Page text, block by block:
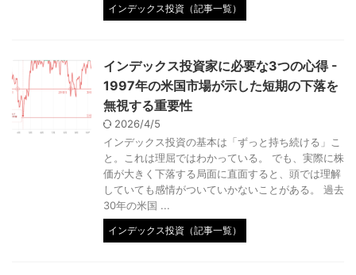
インデックス投資（記事一覧）
インデックス投資家に必要な3つの心得 -
1997年の米国市場が示した短期の下落を
無視する重要性
2026/4/5
インデックス投資の基本は「ずっと持ち続ける」こ
と。これは理屈ではわかっている。 でも、実際に株
価が大きく下落する局面に直面すると、頭では理解
していても感情がついていかないことがある。 過去
30年の米国 ...
インデックス投資（記事一覧）